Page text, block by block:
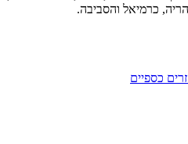
כרמיאל והסביבה.
כספיים